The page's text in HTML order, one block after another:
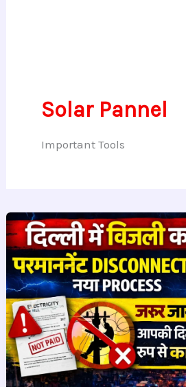
Solar Pannel
Important Tools